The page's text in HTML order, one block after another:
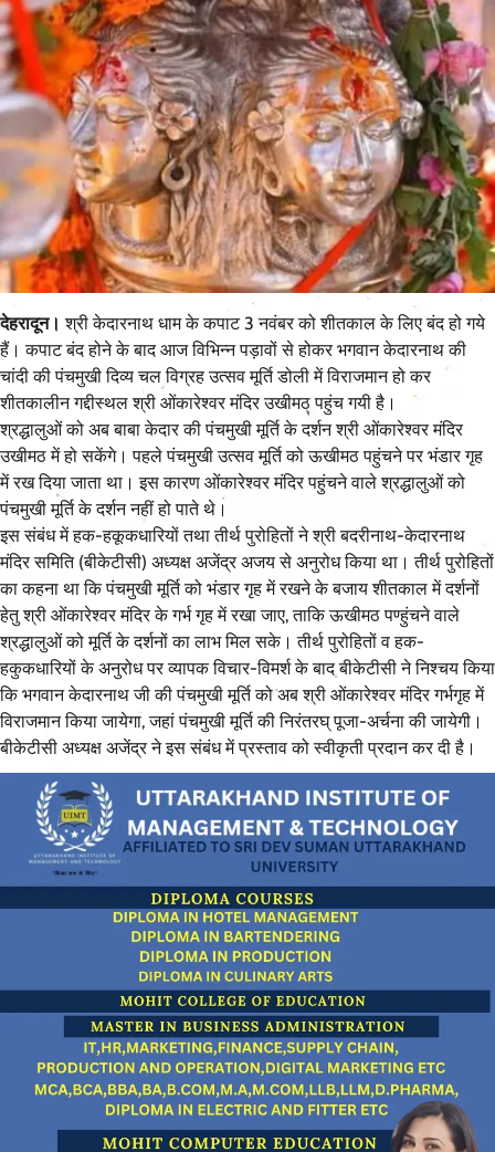
देहरादून। श्री केदारनाथ धाम के कपाट 3 नवंबर को शीतकाल के लिए बंद हो गये
हैं। कपाट बंद होने के बाद आज विभिन्न पड़ावों से होकर भगवान केदारनाथ की
चांदी की पंचमुखी दिव्य चल विग्रह उत्सव मूर्ति डोली में विराजमान हो कर
शीतकालीन गद्दीस्थल श्री ओंकारेश्वर मंदिर उखीमठ पहुंच गयी है।
श्रद्धालुओं को अब बाबा केदार की पंचमुखी मूर्ति के दर्शन श्री ओंकारेश्वर मंदिर
उखीमठ में हो सकेंगे। पहले पंचमुखी उत्सव मूर्ति को ऊखीमठ पहुंचने पर भंडार गृह
में रख दिया जाता था। इस कारण ओंकारेश्वर मंदिर पहुंचने वाले श्रद्धालुओं को
पंचमुखी मूर्ति के दर्शन नहीं हो पाते थे।
इस संबंध में हक-हकूकधारियों तथा तीर्थ पुरोहितों ने श्री बदरीनाथ-केदारनाथ
मंदिर समिति (बीकेटीसी) अध्यक्ष अजेंद्र अजय से अनुरोध किया था। तीर्थ पुरोहितों
का कहना था कि पंचमुखी मूर्ति को भंडार गृह में रखने के बजाय शीतकाल में दर्शनों
हेतु श्री ओंकारेश्वर मंदिर के गर्भ गृह में रखा जाए, ताकि ऊखीमठ पण्हुंचने वाले
श्रद्धालुओं को मूर्ति के दर्शनों का लाभ मिल सके। तीर्थ पुरोहितों व हक-
हकुकधारियों के अनुरोध पर व्यापक विचार-विमर्श के बाद बीकेटीसी ने निश्चय किया
कि भगवान केदारनाथ जी की पंचमुखी मूर्ति को अब श्री ओंकारेश्वर मंदिर गर्भगृह में
विराजमान किया जायेगा, जहां पंचमुखी मूर्ति की निरंतरघ् पूजा-अर्चना की जायेगी।
बीकेटीसी अध्यक्ष अजेंद्र ने इस संबंध में प्रस्ताव को स्वीकृती प्रदान कर दी है।